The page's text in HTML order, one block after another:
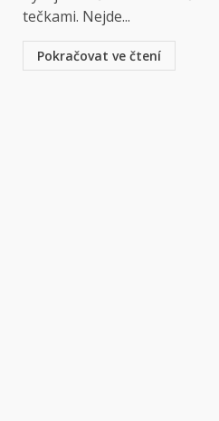
tečkami. Nejde...
Pokračovat ve čtení